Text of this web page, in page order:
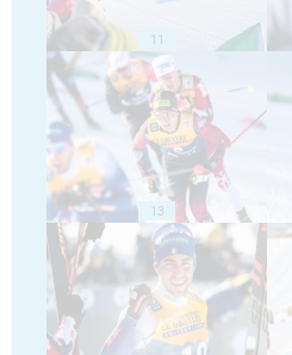
11
13